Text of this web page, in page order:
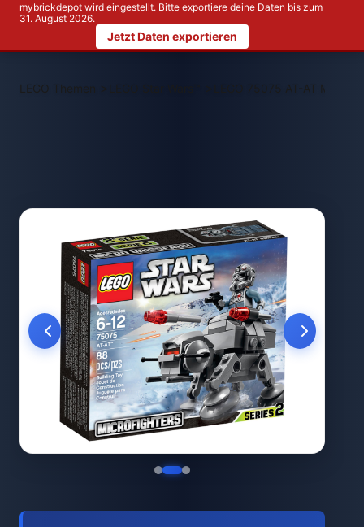
mybrickdepot wird eingestellt. Bitte exportiere deine Daten bis zum
31. August 2026.
Jetzt Daten exportieren
LEGO Themen > LEGO 75075 AT-AT